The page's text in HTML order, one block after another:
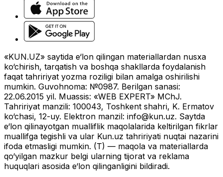
«KUN.UZ» saytida e‘lon qilingan materiallardan nusxa
ko‘chirish, tarqatish va boshqa shakllarda foydalanish
faqat tahririyat yozma roziligi bilan amalga oshirilishi
mumkin. Guvohnoma: №0987. Berilgan sanasi:
22.06.2015 yil. Muassis: «WEB EXPERT» MChJ.
Tahririyat manzili: 100043, Toshkent shahri, K. Ermatov
ko‘chasi, 12-uy. Elektron manzil: info@kun.uz. Saytda
e‘lon qilinayotgan mualliflik maqolalarida keltirilgan fikrlar
muallifga tegishli va ular Kun.uz tahririyati nuqtai nazarini
ifoda etmasligi mumkin. (T) — maqola va materiallarda
qo‘yilgan mazkur belgi ularning tijorat va reklama
huquqlari asosida e‘lon qilinganligini bildiradi.